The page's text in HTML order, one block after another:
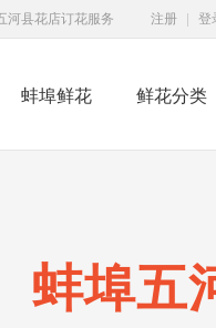
河县花店订花服务 注册 登
蚌埠鲜花 鲜花分类
蚌埠五